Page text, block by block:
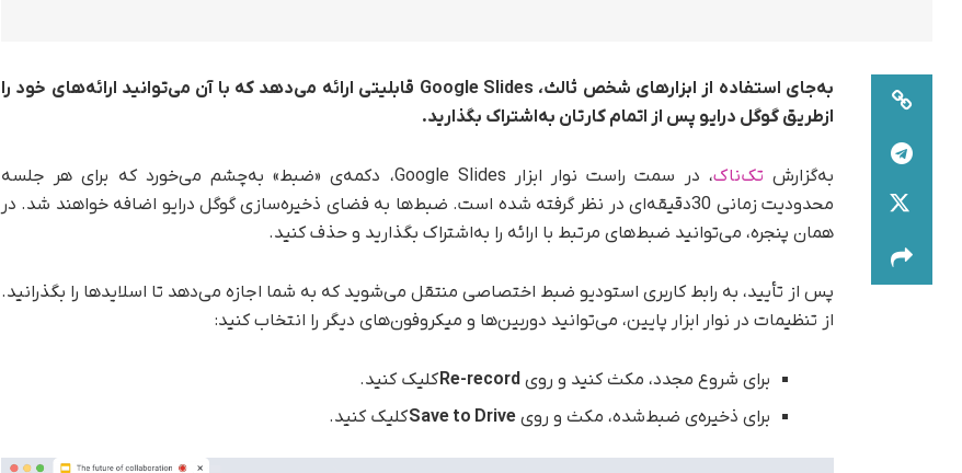
به‌جای استفاده از ابزارهای شخص ثالث، Google Slides قابلیتی ارائه می‌دهد که با آن می‌توانید ارائه‌های خود را
ازطریق گوگل درایو پس از اتمام کارتان به‌اشتراک بگذارید.
به‌گزارش تک‌ناک
، در سمت راست نوار ابزار Google Slides، دکمه‌ی «ضبط» به‌چشم می‌خورد که برای هر جلسه
محدودیت زمانی 30دقیقه‌ای در نظر گرفته شده است. ضبط‌ها به فضای ذخیره‌سازی گوگل درایو اضافه خواهند شد. در
همان پنجره، می‌توانید ضبط‌های مرتبط با ارائه را به‌اشتراک بگذارید و حذف کنید.
پس از تأیید، به رابط کاربری استودیو ضبط اختصاصی منتقل می‌شوید که به شما اجازه می‌دهد تا اسلایدها را بگذرانید.
از تنظیمات در نوار ابزار پایین، می‌توانید دوربین‌ها و میکروفون‌های دیگر را انتخاب کنید:
برای شروع مجدد، مکث کنید و رویRe-recordکلیک کنید.
برای ذخیره‌ی ضبط‌شده، مکث و رویSave to Driveکلیک کنید.